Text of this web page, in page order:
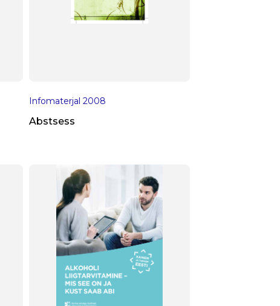
Infomaterjal 2008
Abstsess